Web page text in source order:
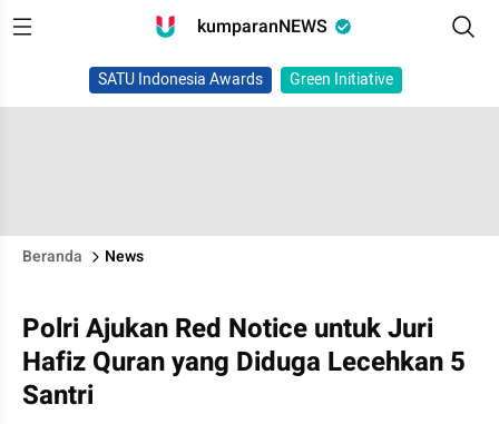
kumparanNEWS
SATU Indonesia Awards Green Initiative
Beranda News
Polri Ajukan Red Notice untuk Juri
Hafiz Quran yang Diduga Lecehkan 5
Santri